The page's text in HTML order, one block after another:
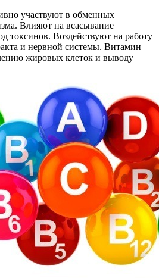
участвуют в обменных
Влияют на всасывание
токсинов. Воздействуют на работу
и нервной системы. Витамин
жировых клеток и выводу